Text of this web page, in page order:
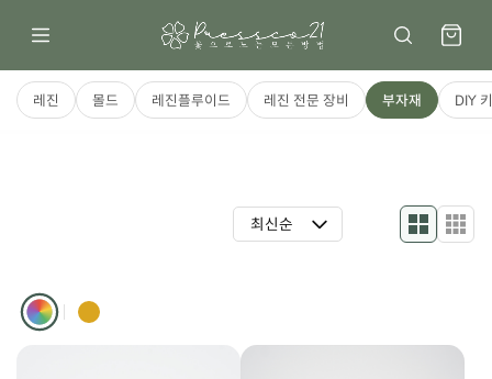
레진 몰드 레진플루이드 레진 전문 장비 부자재 DIY